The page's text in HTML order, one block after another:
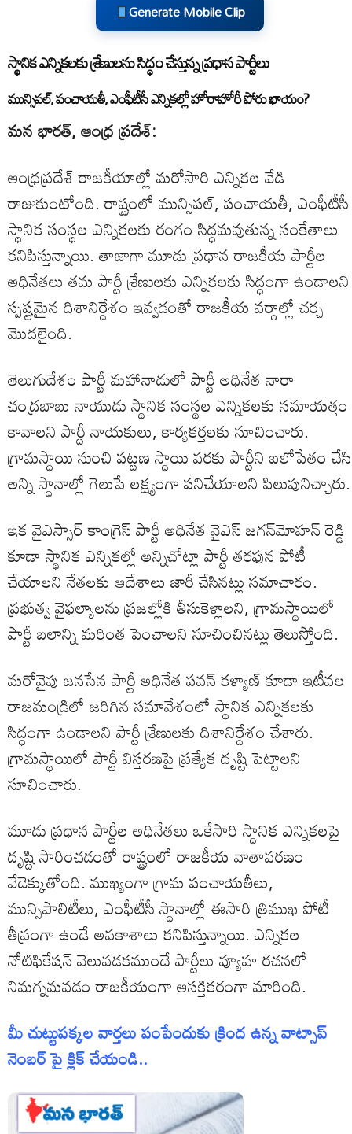
Generate Mobile Clip
స్థానిక ఎన్నికలకు శ్రేణులను సిద్ధం చేస్తున్న ప్రధాన పార్టీలు
మున్సిపల్, పంచాయతీ, ఎంఫీటీసీ ఎన్నికల్లో హోరాహోరీ పోరు ఖాయం?
మన భారత్, ఆంధ్ర ప్రదేశ్:
ఆంధ్రప్రదేశ్ రాజకీయాల్లో మరోసారి ఎన్నికల వేడి
రాజుకుంటోంది. రాష్ట్రంలో మున్సిపల్, పంచాయతీ, ఎంఫీటీసీ
స్థానిక సంస్థల ఎన్నికలకు రంగం సిద్ధమవుతున్న సంకేతాలు
కనిపిస్తున్నాయి. తాజాగా మూడు ప్రధాన రాజకీయ పార్టీల
అధినేతలు తమ పార్టీ శ్రేణులకు ఎన్నికలకు సిద్ధంగా ఉండాలని
స్పష్టమైన దిశానిర్దేశం ఇవ్వడంతో రాజకీయ వర్గాల్లో చర్చ
మొదలైంది.
తెలుగుదేశం పార్టీ మహానాడులో పార్టీ అధినేత నారా
చంద్రబాబు నాయుడు స్థానిక సంస్థల ఎన్నికలకు సమాయత్తం
కావాలని పార్టీ నాయకులు, కార్యకర్తలకు సూచించారు.
గ్రామస్థాయి నుంచి పట్టణ స్థాయి వరకు పార్టీని బలోపేతం చేసి
అన్ని స్థానాల్లో గెలుపే లక్ష్యంగా పనిచేయాలని పిలుపునిచ్చారు.
ఇక వైఎస్సార్ కాంగ్రెస్ పార్టీ అధినేత వైఎస్ జగన్‌మోహన్ రెడ్డి
కూడా స్థానిక ఎన్నికల్లో అన్నిచోట్లా పార్టీ తరఫున పోటీ
చేయాలని నేతలకు ఆదేశాలు జారీ చేసినట్లు సమాచారం.
ప్రభుత్వ వైఫల్యాలను ప్రజల్లోకి తీసుకెళ్లాలని, గ్రామస్థాయిలో
పార్టీ బలాన్ని మరింత పెంచాలని సూచించినట్లు తెలుస్తోంది.
మరోవైపు జనసేన పార్టీ అధినేత పవన్ కళ్యాణ్ కూడా ఇటీవల
రాజమండ్రిలో జరిగిన సమావేశంలో స్థానిక ఎన్నికలకు
సిద్ధంగా ఉండాలని పార్టీ శ్రేణులకు దిశానిర్దేశం చేశారు.
గ్రామస్థాయిలో పార్టీ విస్తరణపై ప్రత్యేక దృష్టి పెట్టాలని
సూచించారు.
మూడు ప్రధాన పార్టీల అధినేతలు ఒకేసారి స్థానిక ఎన్నికలపై
దృష్టి సారించడంతో రాష్ట్రంలో రాజకీయ వాతావరణం
వేడెక్కుతోంది. ముఖ్యంగా గ్రామ పంచాయతీలు,
మున్సిపాలిటీలు, ఎంఫీటీసీ స్థానాల్లో ఈసారి త్రిముఖ పోటీ
తీవ్రంగా ఉండే అవకాశాలు కనిపిస్తున్నాయి. ఎన్నికల
నోటిఫికేషన్ వెలువడకముందే పార్టీలు వ్యూహ రచనలో
నిమగ్నమవడం రాజకీయంగా ఆసక్తికరంగా మారింది.
మీ చుట్టుపక్కల వార్తలు పంపేందుకు క్రింద ఉన్న వాట్సాప్
నెంబర్ పై క్లిక్ చేయండి..